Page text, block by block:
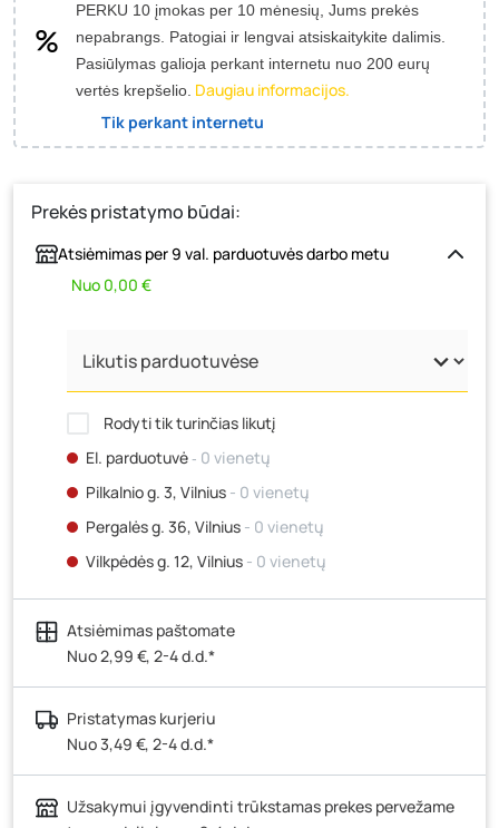
PERKU 10 įmokas per 10 mėnesių, Jums prekės
nepabrangs. Patogiai ir lengvai atsiskaitykite dalimis.
Pasiūlymas galioja perkant internetu nuo 200 eurų
vertės krepšelio. Daugiau informacijos.
Tik perkant internetu
Prekės pristatymo būdai:
Atsiėmimas per 9 val. parduotuvės darbo metu
Nuo 0,00 €
Rodyti tik turinčias likutį
El. parduotuvė‐ 0 vienetų
Pilkalnio g. 3, Vilnius - 0 vienetų
Pergalės g. 36, Vilnius - 0 vienetų
Vilkpėdės g. 12, Vilnius - 0 vienetų
Ateities g. 15, Vilnius- 0 vienetų
Kauno r., Narsiečių k., Vytauto g. 183, Kaunas
vienetas
Šilutės pl. 83A, Klaipėda- 0 vienetų
Pramonės g. 7, Šiauliai
Klaipėdos g. 170R, Panevėžys
Atsiėmimas paštomate
Nuo 2,99 €, 2-4 d.d.*
Pristatymas kurjeriu
Nuo 3,49 €, 2-4 d.d.*
Užsakymui įgyvendinti trūkstamas prekes pervežame